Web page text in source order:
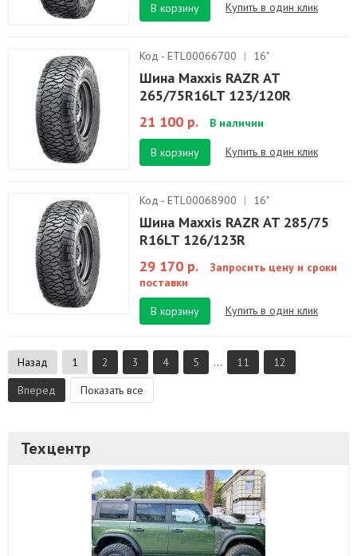
В корзину Купить в один клик
Код - ETL00066700 | 16"
Шина Maxxis RAZR AT
265/75R16LT 123/120R
21 100 р.
В наличии
В корзину Купить в один клик
Код - ETL00068900 | 16"
Шина Maxxis RAZR AT 285/75
R16LT 126/123R
29 170 р.
Запросить цену и сроки
поставки
В корзину
Купить в один клик
Назад 1 2 3 4 5 ... 11
12
Вперед
Показать все
Техцентр